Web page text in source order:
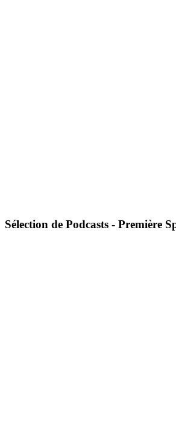
Sélection de Podcasts - Première